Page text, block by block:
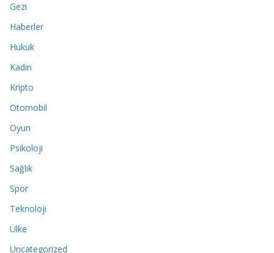
Gezi
Haberler
Hukuk
Kadın
Kripto
Otomobil
Oyun
Psikoloji
Sağlık
Spor
Teknoloji
Ülke
Uncategorized